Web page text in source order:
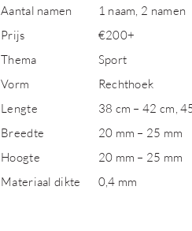
Aantal namen
1 naam, 2 namen
Prijs
€200+
Thema
Sport
Vorm
Rechthoek
Lengte
38 cm – 42 cm,
Breedte
20 mm – 25 mm
Hoogte
20 mm – 25 mm
Materiaal dikte
0,4 mm